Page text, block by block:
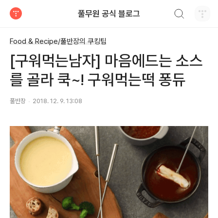
풀무원 공식 블로그
Food & Recipe/풀반장의 쿠킹팁
[구워먹는남자] 마음에드는 소스
를 골라 쿡~! 구워먹는떡 퐁듀
풀반장 2018. 12. 9. 13:08